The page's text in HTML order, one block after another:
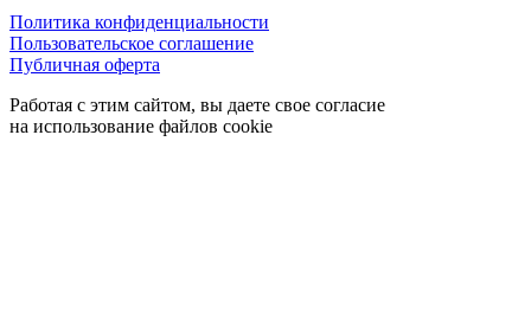
Политика конфиденциальности
Пользовательское соглашение
Публичная оферта
Работая с этим сайтом, вы даете свое согласие
на использование файлов cookie